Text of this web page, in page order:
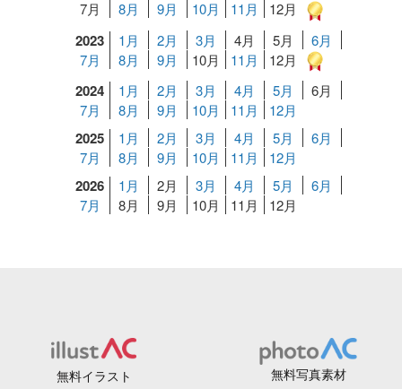
7月
8月 9月 10月 11月 12月
2023 1月 2月 3月 4月 5月
6月
7月
8月 9月 10月 11月 12月
2024 1月 2月 3月 4月 5月
6月
7月
8月 9月 10月 11月 12月
2025 1月 2月 3月 4月 5月
6月
7月
8月 9月 10月 11月 12月
2026 1月 2月 3月 4月 5月
6月
7月
8月 9月 10月 11月 12月
無料イラスト 無料写真素材